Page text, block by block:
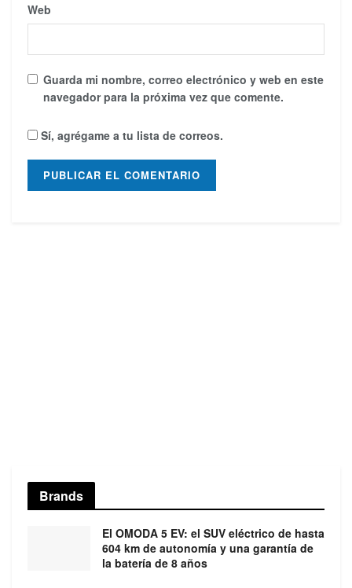
Web
Guarda mi nombre, correo electrónico y web en este
navegador para la próxima vez que comente.
Sí, agrégame a tu lista de correos.
Brands
El OMODA 5 EV: el SUV eléctrico de hasta
604 km de autonomía y una garantía de
la batería de 8 años